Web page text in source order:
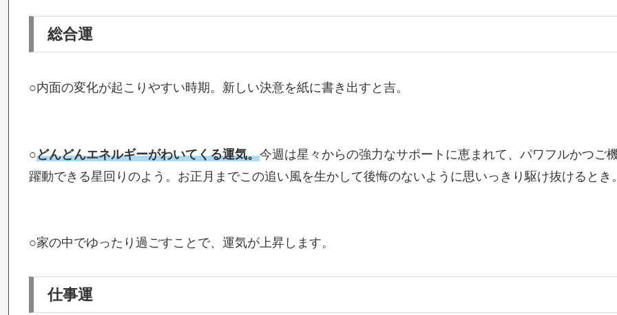
総合運
○内面の変化が起こりやすい時期。新しい決意を紙に書き出すと吉。
○どんどんエネルギーがわいてくる運気。今週は星々からの強力なサポートに恵まれて、パワフルかつご
躍動できる星回りのよう。お正月までこの追い風を生かして後悔のないように思いっきり駆け抜けるとき。
○家の中でゆったり過ごすことで、運気が上昇します。
仕事運